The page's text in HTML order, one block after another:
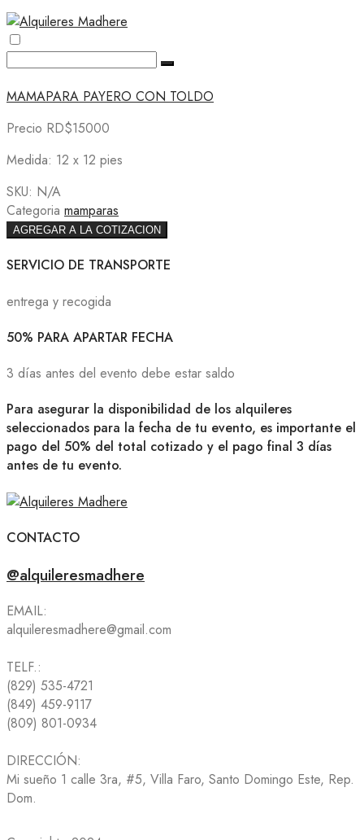
MAMAPARA PAYERO CON TOLDO
Precio RD$15000
Medida: 12 x 12 pies
SKU: N/A
Categoria mamparas
AGREGAR A LA COTIZACION
SERVICIO DE TRANSPORTE
entrega y recogida
50% PARA APARTAR FECHA
3 días antes del evento debe estar saldo
Para asegurar la disponibilidad de los alquileres
seleccionados para la fecha de tu evento, es importante el
pago del 50% del total cotizado y el pago final 3 días
antes de tu evento.
CONTACTO
@alquileresmadhere
EMAIL:
alquileresmadhere@gmail.com
TELF.:
(829) 535-4721
(849) 459-9117
(809) 801-0934
DIRECCIÓN:
Mi sueño 1 calle 3ra, #5, Villa Faro, Santo Domingo Este, Rep.
Dom.